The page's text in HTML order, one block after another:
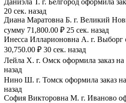
Даниэла Т. г. Белгород оформила
20 сек. назад
Диана Маратовна Б. г. Великий
сумму 71,800.00 ₽ 25 сек. назад
Инесса Илларионовна А. г. Выборг
30,750.00 ₽ 30 сек. назад
Лейла Х. г. Омск оформила заказ
назад
Нино Ш. г. Томск оформила заказ
назад
София Викторовна М. г. Иваново